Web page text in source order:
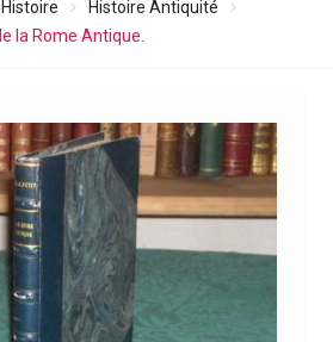
Histoire
Histoire Antiquité
la Rome Antique.